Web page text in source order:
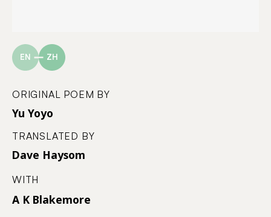
EN ZH
ORIGINAL POEM BY
Yu Yoyo
TRANSLATED BY
Dave Haysom
WITH
A K Blakemore